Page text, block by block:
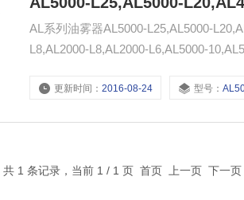
AL系列油雾器AL5000-L25,AL5000-
更新时间：2016-08-24 型号：AL5000-
共 1 条记录，当前 1 / 1 页 首页 上一页 下一